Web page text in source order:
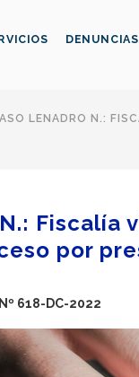
DENUNCIAS
LENADRO N.:
Fiscalía
por
618-DC-2022